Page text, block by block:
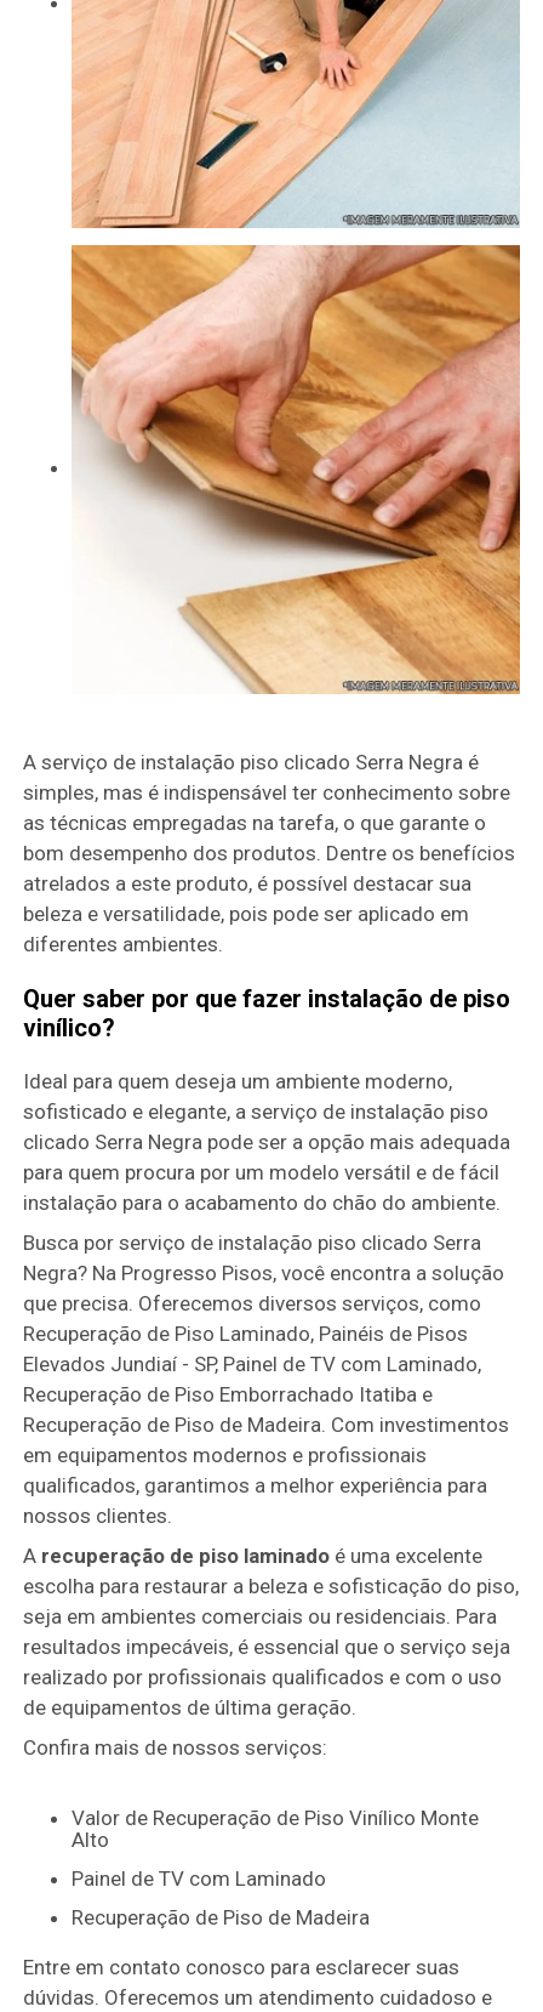
A serviço de instalação piso clicado Serra Negra é
simples, mas é indispensável ter conhecimento sobre
as técnicas empregadas na tarefa, o que garante o
bom desempenho dos produtos. Dentre os benefícios
atrelados a este produto, é possível destacar sua
beleza e versatilidade, pois pode ser aplicado em
diferentes ambientes.
Quer saber por que fazer instalação de piso
vinílico?
Ideal para quem deseja um ambiente moderno,
sofisticado e elegante, a serviço de instalação piso
clicado Serra Negra pode ser a opção mais adequada
para quem procura por um modelo versátil e de fácil
instalação para o acabamento do chão do ambiente.
Busca por serviço de instalação piso clicado Serra
Negra? Na Progresso Pisos, você encontra a solução
que precisa. Oferecemos diversos serviços, como
Recuperação de Piso Laminado, Painéis de Pisos
Elevados Jundiaí - SP, Painel de TV com Laminado,
Recuperação de Piso Emborrachado Itatiba e
Recuperação de Piso de Madeira. Com investimentos
em equipamentos modernos e profissionais
qualificados, garantimos a melhor experiência para
nossos clientes.
A recuperação de piso laminado é uma excelente
escolha para restaurar a beleza e sofisticação do piso,
seja em ambientes comerciais ou residenciais. Para
resultados impecáveis, é essencial que o serviço seja
realizado por profissionais qualificados e com o uso
de equipamentos de última geração.
Confira mais de nossos serviços:
Valor de Recuperação de Piso Vinílico Monte
Alto
Painel de TV com Laminado
Recuperação de Piso de Madeira
Entre em contato conosco para esclarecer suas
dúvidas. Oferecemos um atendimento cuidadoso e